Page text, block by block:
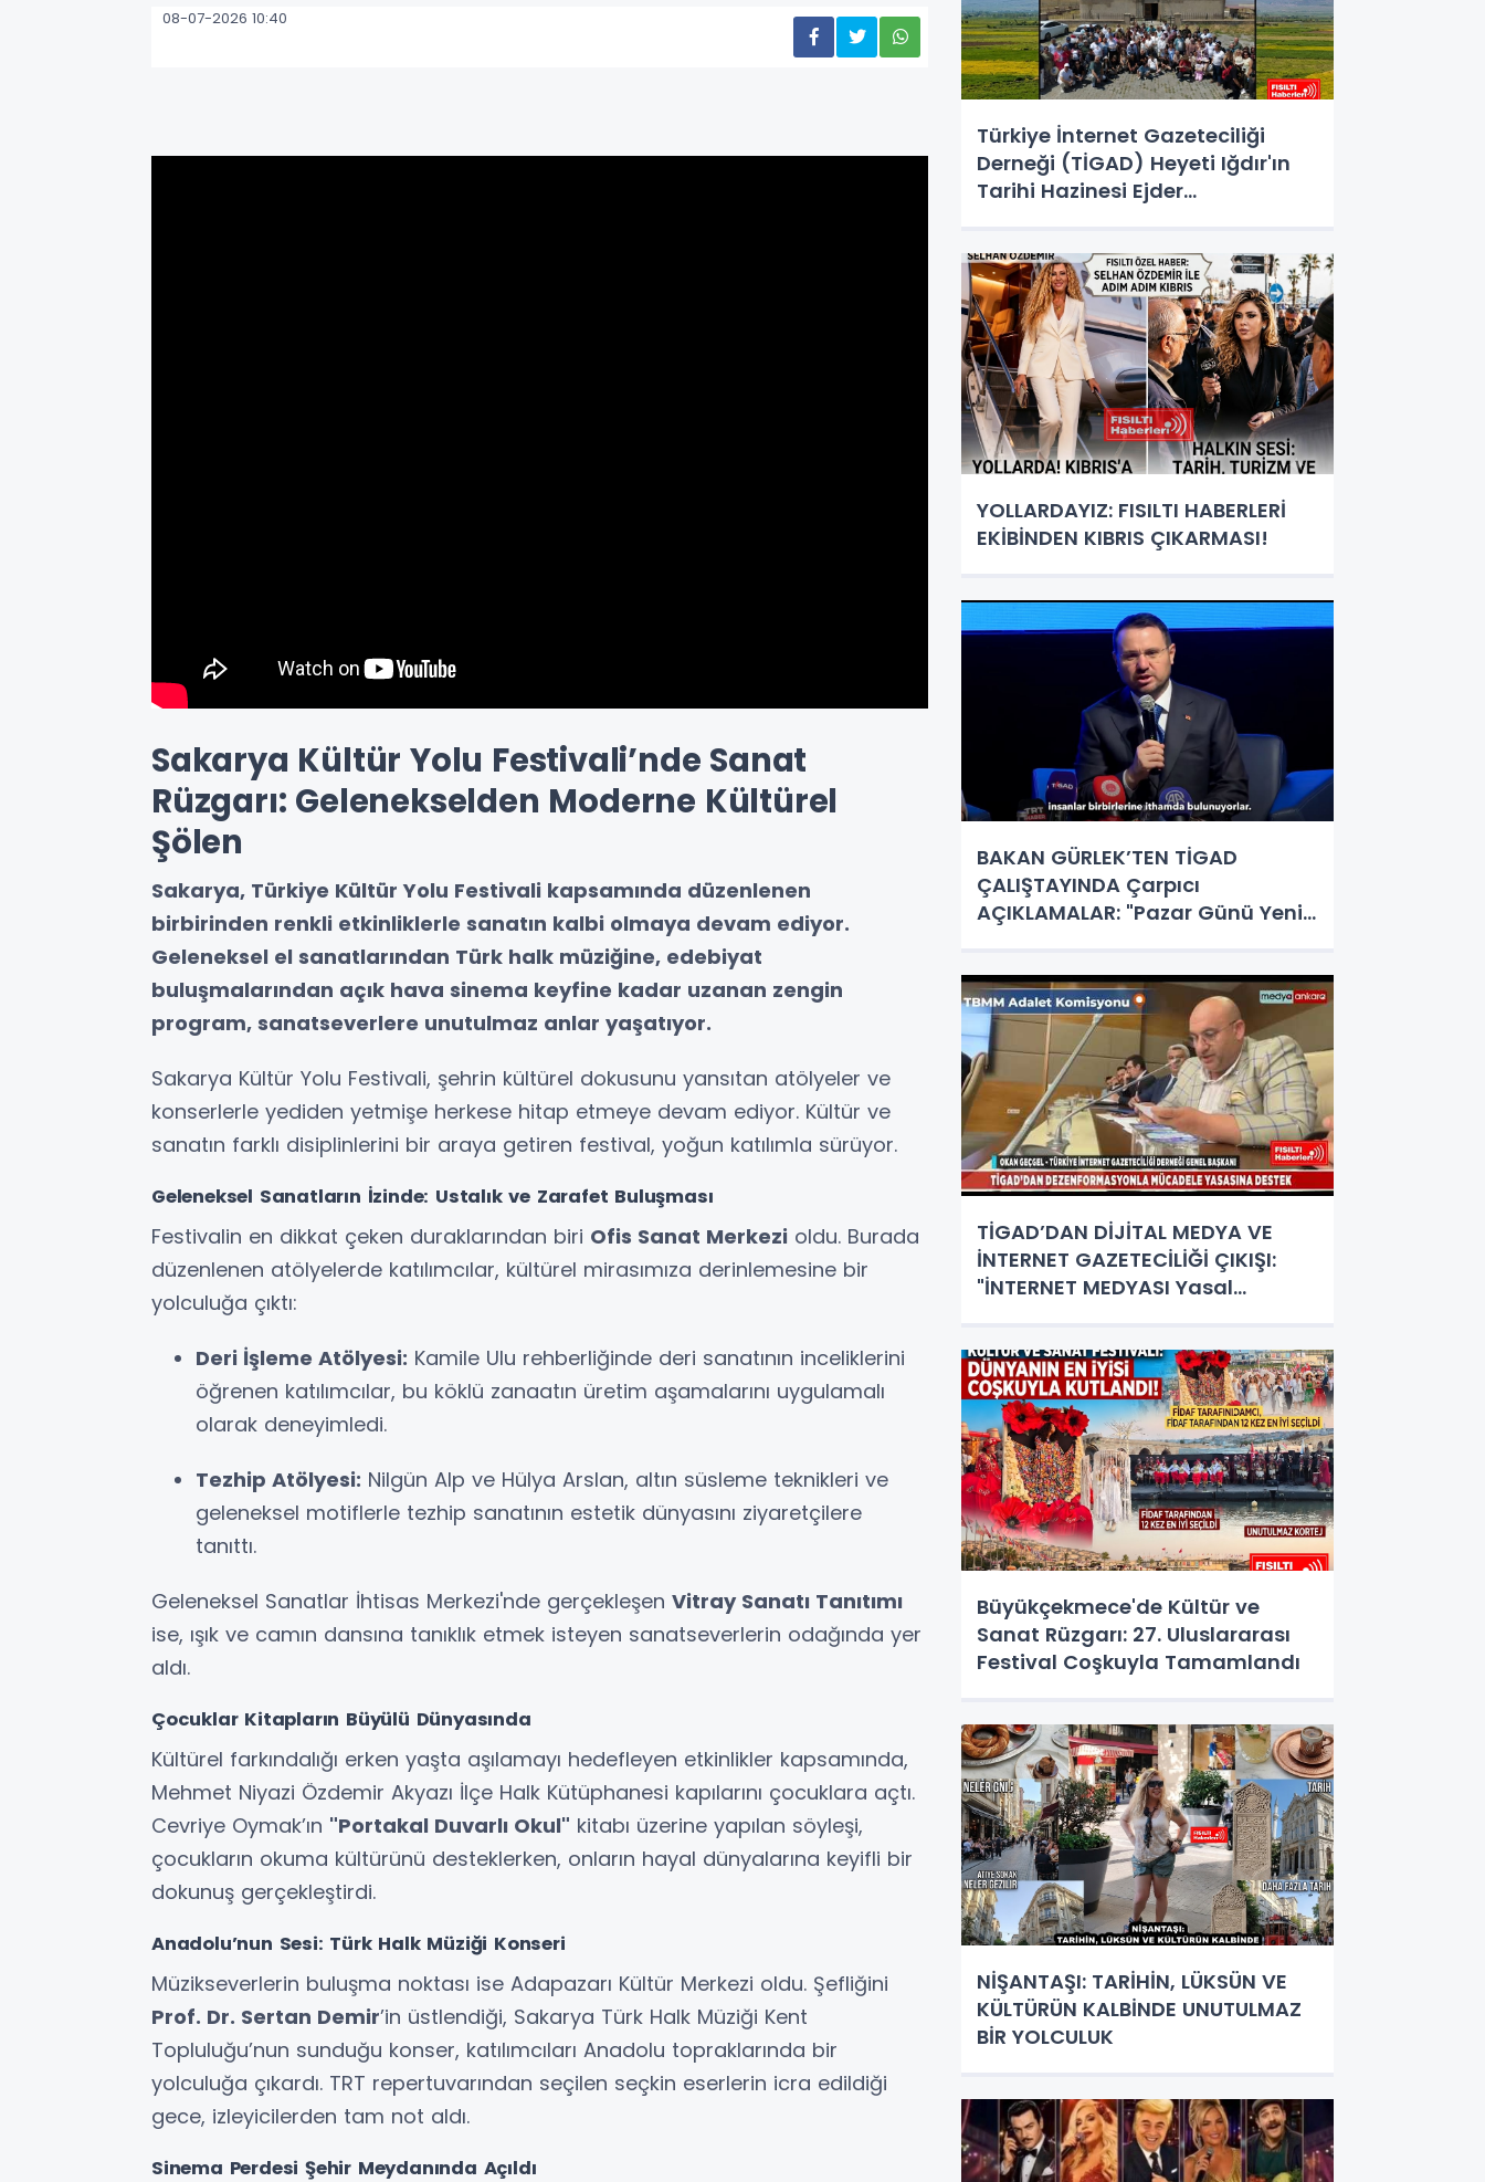
08-07-2026 10:40
Sakarya Kültür Yolu Festivali’nde Sanat
Rüzgarı: Gelenekselden Moderne Kültürel
Şölen
Sakarya, Türkiye Kültür Yolu Festivali kapsamında düzenlenen
birbirinden renkli etkinliklerle sanatın kalbi olmaya devam ediyor.
Geleneksel el sanatlarından Türk halk müziğine, edebiyat
buluşmalarından açık hava sinema keyfine kadar uzanan zengin
program, sanatseverlere unutulmaz anlar yaşatıyor.
Sakarya Kültür Yolu Festivali, şehrin kültürel dokusunu yansıtan atölyeler ve
konserlerle yediden yetmişe herkese hitap etmeye devam ediyor. Kültür ve
sanatın farklı disiplinlerini bir araya getiren festival, yoğun katılımla sürüyor.
Geleneksel Sanatların İzinde: Ustalık ve Zarafet Buluşması
Festivalin en dikkat çeken duraklarından biri Ofis Sanat Merkezi oldu. Burada
düzenlenen atölyelerde katılımcılar, kültürel mirasımıza derinlemesine bir
yolculuğa çıktı:
Deri İşleme Atölyesi: Kamile Ulu rehberliğinde deri sanatının inceliklerini
öğrenen katılımcılar, bu köklü zanaatın üretim aşamalarını uygulamalı
olarak deneyimledi.
Tezhip Atölyesi: Nilgün Alp ve Hülya Arslan, altın süsleme teknikleri ve
geleneksel motiflerle tezhip sanatının estetik dünyasını ziyaretçilere
tanıttı.
Geleneksel Sanatlar İhtisas Merkezi'nde gerçekleşen Vitray Sanatı Tanıtımı
ise, ışık ve camın dansına tanıklık etmek isteyen sanatseverlerin odağında yer
aldı.
Çocuklar Kitapların Büyülü Dünyasında
Kültürel farkındalığı erken yaşta aşılamayı hedefleyen etkinlikler kapsamında,
Mehmet Niyazi Özdemir Akyazı İlçe Halk Kütüphanesi kapılarını çocuklara açtı.
Cevriye Oymak’ın "Portakal Duvarlı Okul" kitabı üzerine yapılan söyleşi,
çocukların okuma kültürünü desteklerken, onların hayal dünyalarına keyifli bir
dokunuş gerçekleştirdi.
Anadolu’nun Sesi: Türk Halk Müziği Konseri
Müzikseverlerin buluşma noktası ise Adapazarı Kültür Merkezi oldu. Şefliğini
Prof. Dr. Sertan Demir’in üstlendiği, Sakarya Türk Halk Müziği Kent
Topluluğu’nun sunduğu konser, katılımcıları Anadolu topraklarında bir
yolculuğa çıkardı. TRT repertuvarından seçilen seçkin eserlerin icra edildiği
gece, izleyicilerden tam not aldı.
Sinema Perdesi Şehir Meydanında Açıldı
Türkiye İnternet Gazeteciliği
Derneği (TİGAD) Heyeti Iğdır'ın
Tarihi Hazinesi Ejder
YOLLARDAYIZ: FISILTI HABERLERİ
EKİBİNDEN KIBRIS ÇIKARMASI!
BAKAN GÜRLEK’TEN TİGAD
ÇALIŞTAYINDA Çarpıcı
AÇIKLAMALAR: "Pazar Günü Yeni
TİGAD’DAN DİJİTAL MEDYA VE
İNTERNET GAZETECİLİĞİ ÇIKIŞI:
"İNTERNET MEDYASI Yasal
Büyükçekmece'de Kültür ve
Sanat Rüzgarı: 27. Uluslararası
Festival Coşkuyla Tamamlandı
NİŞANTAŞI: TARİHİN, LÜKSÜN VE
KÜLTÜRÜN KALBİNDE UNUTULMAZ
BİR YOLCULUK